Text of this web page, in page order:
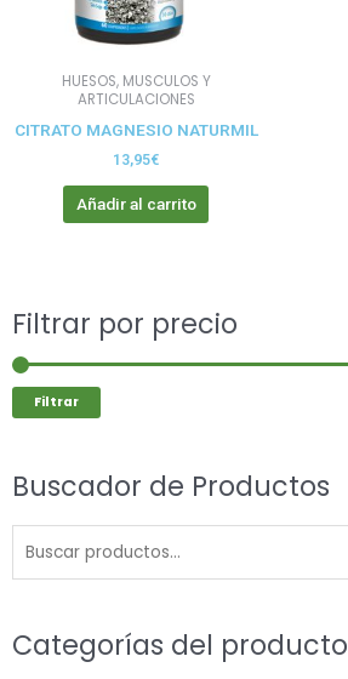
HUESOS, MUSCULOS Y
ARTICULACIONES
CITRATO MAGNESIO NATURMIL
13,95€
Añadir al carrito
Filtrar por precio
Filtrar
Buscador de Productos
Buscar
Categorías del producto